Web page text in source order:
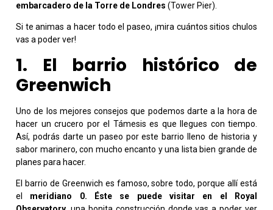
embarcadero de la Torre de Londres (Tower Pier).
Si te animas a hacer todo el paseo, ¡mira cuántos sitios chulos
vas a poder ver!
1. El barrio histórico de
Greenwich
Uno de los mejores consejos que podemos darte a la hora de
hacer un crucero por el Támesis es que llegues con tiempo.
Así, podrás darte un paseo por este barrio lleno de historia y
sabor marinero, con mucho encanto y una lista bien grande de
planes para hacer.
El barrio de Greenwich es famoso, sobre todo, porque allí está
el meridiano 0. Éste se puede visitar en el Royal